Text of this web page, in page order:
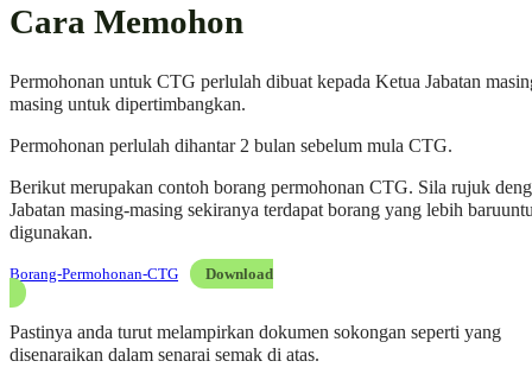
Cara Memohon
Permohonan untuk CTG perlulah dibuat kepada Ketua Jabatan
masing untuk dipertimbangkan.
Permohonan perlulah dihantar 2 bulan sebelum mula CTG.
Berikut merupakan contoh borang permohonan CTG. Sila rujuk
Jabatan masing-masing sekiranya terdapat borang yang lebih
digunakan.
Borang-Permohonan-CTG Download
Pastinya anda turut melampirkan dokumen sokongan seperti yang
disenaraikan dalam senarai semak di atas.